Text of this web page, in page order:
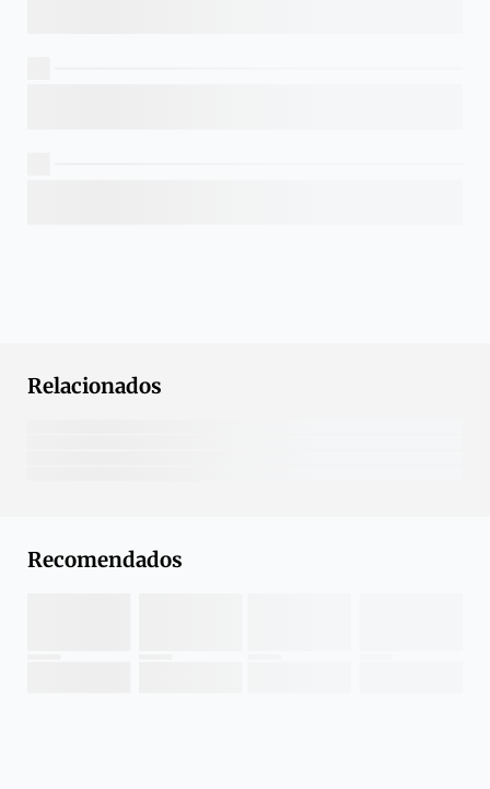
Relacionados
Recomendados